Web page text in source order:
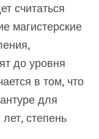
считаться
магистерские
до уровня
в том, что
для
степень